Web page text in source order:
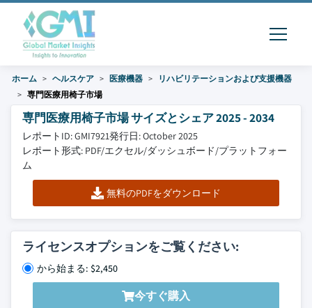
ホーム ヘルスケア 医療機器
リハビリテーションおよび支援機器
専門医療用椅子市場
専門医療用椅子市場 サイズとシェア 2025 - 2034
レポートID: GMI7921発行日: October 2025
レポート形式: PDF/エクセル/ダッシュボード/プラットフォー
ム
無料のPDFをダウンロード
ライセンスオプションをご覧ください:
から始まる: $2,450
今すぐ購入